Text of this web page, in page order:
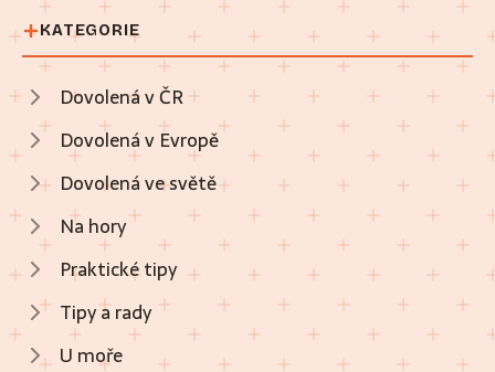
KATEGORIE
Dovolená v ČR
Dovolená v Evropě
Dovolená ve světě
Na hory
Praktické tipy
Tipy a rady
U moře